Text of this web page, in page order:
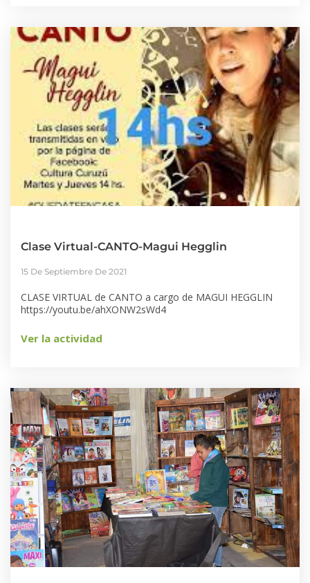
Clase Virtual-CANTO-Magui Hegglin
15 De Septiembre De 2021
CLASE VIRTUAL de CANTO a cargo de MAGUI HEGGLIN
https://youtu.be/ahXONW2sWd4
Ver la actividad